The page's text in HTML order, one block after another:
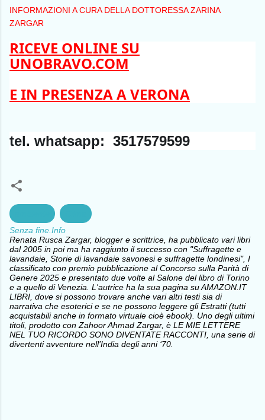
INFORMAZIONI A CURA DELLA DOTTORESSA ZARINA
ZARGAR
RICEVE ONLINE SU
UNOBRAVO.COM
E IN PRESENZA A VERONA
tel. whatsapp: 3517579599
Senza fine.Info
Renata Rusca Zargar, blogger e scrittrice, ha pubblicato vari libri
dal 2005 in poi ma ha raggiunto il successo con "Suffragette e
lavandaie, Storie di lavandaie savonesi e suffragette londinesi", I
classificato con premio pubblicazione al Concorso sulla Parità di
Genere 2025 e presentato due volte al Salone del libro di Torino
e a quello di Venezia. L'autrice ha la sua pagina su AMAZON.IT
LIBRI, dove si possono trovare anche vari altri testi sia di
narrativa che esoterici e se ne possono leggere gli Estratti (tutti
acquistabili anche in formato virtuale cioè ebook). Uno degli ultimi
titoli, prodotto con Zahoor Ahmad Zargar, è LE MIE LETTERE
NEL TUO RICORDO SONO DIVENTATE RACCONTI, una serie di
divertenti avventure nell’India degli anni ‘70.